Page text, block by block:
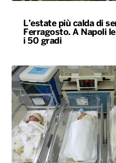
L’estate più calda di
Ferragosto. A Napoli
i 50 gradi